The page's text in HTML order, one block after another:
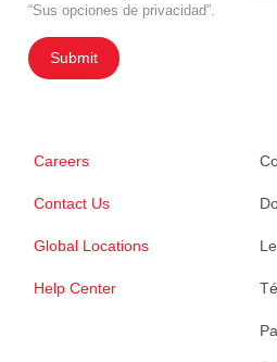
“Sus opciones de privacidad”.
Submit
Careers
Contact Us
Global Locations
Help Center